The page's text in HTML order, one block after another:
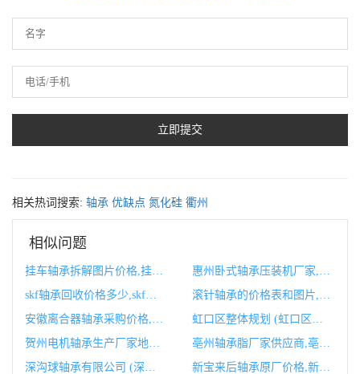
相关热词搜索: 轴承 优缺点 氮化硅 衢州
相似问题
新宝来后轴承原厂价格,新宝来原厂喇叭